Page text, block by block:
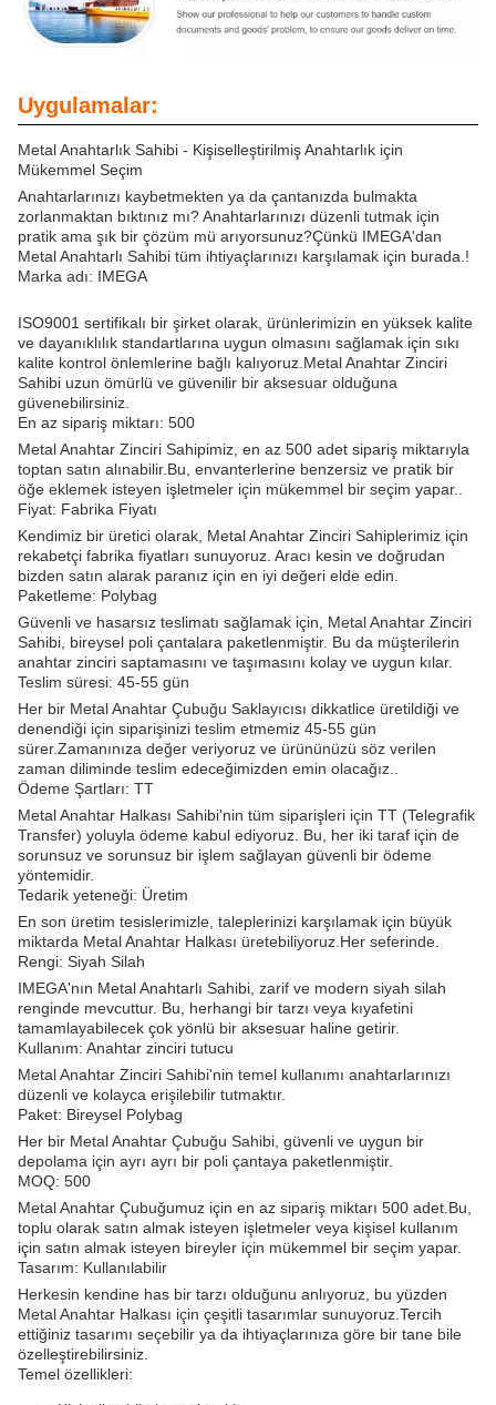
Uygulamalar:
Metal Anahtarlık Sahibi - Kişiselleştirilmiş Anahtarlık için
Mükemmel Seçim
Anahtarlarınızı kaybetmekten ya da çantanızda bulmakta
zorlanmaktan bıktınız mı? Anahtarlarınızı düzenli tutmak için
pratik ama şık bir çözüm mü arıyorsunuz?Çünkü IMEGA'dan
Metal Anahtarlı Sahibi tüm ihtiyaçlarınızı karşılamak için burada.!
Marka adı: IMEGA
ISO9001 sertifikalı bir şirket olarak, ürünlerimizin en yüksek kalite
ve dayanıklılık standartlarına uygun olmasını sağlamak için sıkı
kalite kontrol önlemlerine bağlı kalıyoruz.Metal Anahtar Zinciri
Sahibi uzun ömürlü ve güvenilir bir aksesuar olduğuna
güvenebilirsiniz.
En az sipariş miktarı: 500
Metal Anahtar Zinciri Sahipimiz, en az 500 adet sipariş miktarıyla
toptan satın alınabilir.Bu, envanterlerine benzersiz ve pratik bir
öğe eklemek isteyen işletmeler için mükemmel bir seçim yapar..
Fiyat: Fabrika Fiyatı
Kendimiz bir üretici olarak, Metal Anahtar Zinciri Sahiplerimiz için
rekabetçi fabrika fiyatları sunuyoruz. Aracı kesin ve doğrudan
bizden satın alarak paranız için en iyi değeri elde edin.
Paketleme: Polybag
Güvenli ve hasarsız teslimatı sağlamak için, Metal Anahtar Zinciri
Sahibi, bireysel poli çantalara paketlenmiştir. Bu da müşterilerin
anahtar zinciri saptamasını ve taşımasını kolay ve uygun kılar.
Teslim süresi: 45-55 gün
Her bir Metal Anahtar Çubuğu Saklayıcısı dikkatlice üretildiği ve
denendiği için siparişinizi teslim etmemiz 45-55 gün
sürer.Zamanınıza değer veriyoruz ve ürününüzü söz verilen
zaman diliminde teslim edeceğimizden emin olacağız..
Ödeme Şartları: TT
Metal Anahtar Halkası Sahibi'nin tüm siparişleri için TT (Telegrafik
Transfer) yoluyla ödeme kabul ediyoruz. Bu, her iki taraf için de
sorunsuz ve sorunsuz bir işlem sağlayan güvenli bir ödeme
yöntemidir.
Tedarik yeteneği: Üretim
En son üretim tesislerimizle, taleplerinizi karşılamak için büyük
miktarda Metal Anahtar Halkası üretebiliyoruz.Her seferinde.
Rengi: Siyah Silah
IMEGA'nın Metal Anahtarlı Sahibi, zarif ve modern siyah silah
renginde mevcuttur. Bu, herhangi bir tarzı veya kıyafetini
tamamlayabilecek çok yönlü bir aksesuar haline getirir.
Kullanım: Anahtar zinciri tutucu
Metal Anahtar Zinciri Sahibi'nin temel kullanımı anahtarlarınızı
düzenli ve kolayca erişilebilir tutmaktır.
Paket: Bireysel Polybag
Her bir Metal Anahtar Çubuğu Sahibi, güvenli ve uygun bir
depolama için ayrı ayrı bir poli çantaya paketlenmiştir.
MOQ: 500
Metal Anahtar Çubuğumuz için en az sipariş miktarı 500 adet.Bu,
toplu olarak satın almak isteyen işletmeler veya kişisel kullanım
için satın almak isteyen bireyler için mükemmel bir seçim yapar.
Tasarım: Kullanılabilir
Herkesin kendine has bir tarzı olduğunu anlıyoruz, bu yüzden
Metal Anahtar Halkası için çeşitli tasarımlar sunuyoruz.Tercih
ettiğiniz tasarımı seçebilir ya da ihtiyaçlarınıza göre bir tane bile
özelleştirebilirsiniz.
Temel özellikleri: